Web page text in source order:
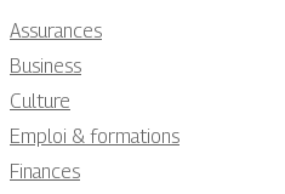
Assurances
Business
Culture
Emploi & formations
Finances